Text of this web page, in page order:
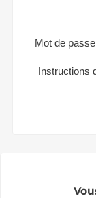
Mot de
Instructions